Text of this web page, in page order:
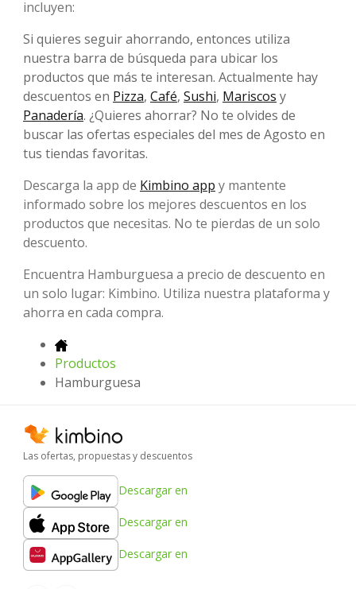
incluyen:
Si quieres seguir ahorrando, entonces utiliza
nuestra barra de búsqueda para ubicar los
productos que más te interesan. Actualmente hay
descuentos en Pizza, Café, Sushi, Mariscos y
Panadería. ¿Quieres ahorrar? No te olvides de
buscar las ofertas especiales del mes de Agosto en
tus tiendas favoritas.
Descarga la app de Kimbino app y mantente
informado sobre los mejores descuentos en los
productos que necesitas. No te pierdas de un solo
descuento.
Encuentra Hamburguesa a precio de descuento en
un solo lugar: Kimbino. Utiliza nuestra plataforma y
ahorra en cada compra.
Productos
Hamburguesa
Las ofertas, propuestas y descuentos
Descargar en
Descargar en
Descargar en